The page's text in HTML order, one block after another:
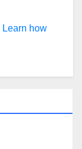
Learn how